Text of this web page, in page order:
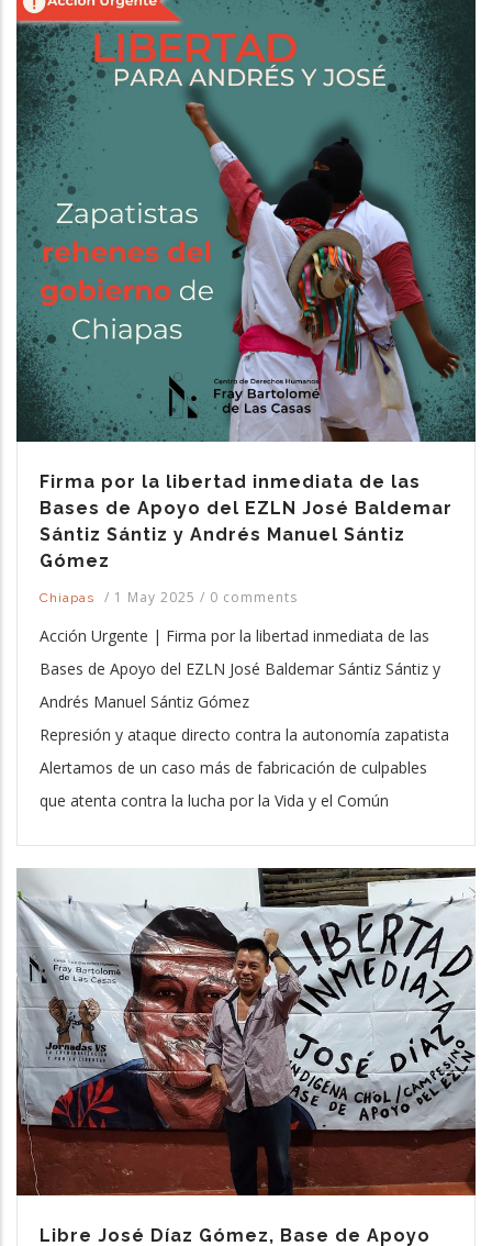
Firma por la libertad inmediata de las
Bases de Apoyo del EZLN José Baldemar
Sántiz Sántiz y Andrés Manuel Sántiz
Gómez
Chiapas / 1 May 2025 / 0 comments
Acción Urgente | Firma por la libertad inmediata de las
Bases de Apoyo del EZLN José Baldemar Sántiz Sántiz y
Andrés Manuel Sántiz Gómez
Represión y ataque directo contra la autonomía zapatista
Alertamos de un caso más de fabricación de culpables
que atenta contra la lucha por la Vida y el Común
Libre José Díaz Gómez, Base de Apoyo